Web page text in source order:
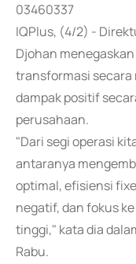
03460337
IQPlus, (4/2) -
Djohan
transformasi secara
dampak positif
perusahaan.
"Dari segi operasi
antaranya
optimal, efisiensi
negatif, dan fokus
tinggi," kata dia
Rabu.